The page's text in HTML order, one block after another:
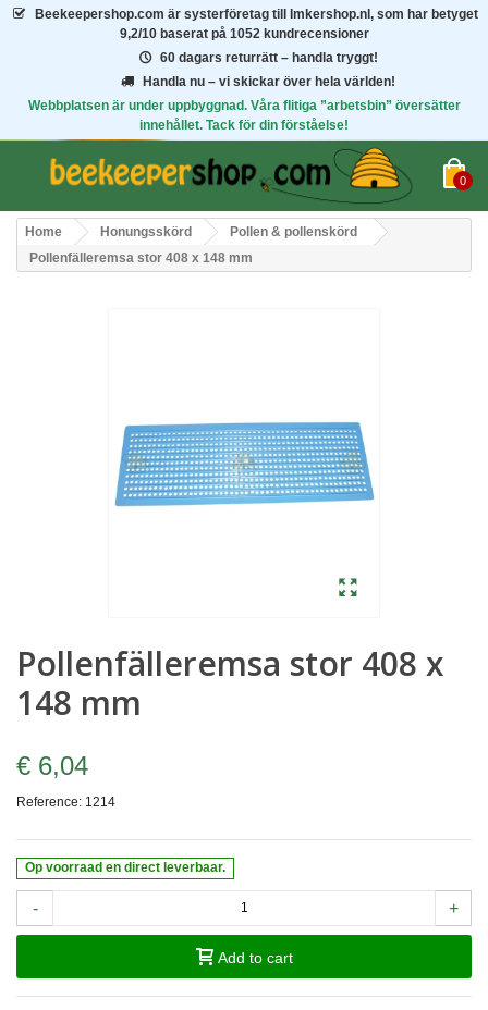
Beekeepershop.com är systerföretag till Imkershop.nl, som har betyget
9,2/10 baserat på 1052 kundrecensioner
60 dagars returrätt – handla tryggt!
Handla nu – vi skickar över hela världen!
Webbplatsen är under uppbyggnad. Våra flitiga ”arbetsbin” översätter
innehållet. Tack för din förståelse!
0
Home Honungsskörd
Pollen & pollenskörd
Pollenfälleremsa stor 408 x 148 mm
Pollenfälleremsa stor 408 x
148 mm
€ 6,04
Reference: 1214
Op voorraad en direct leverbaar.
- +
Add to cart